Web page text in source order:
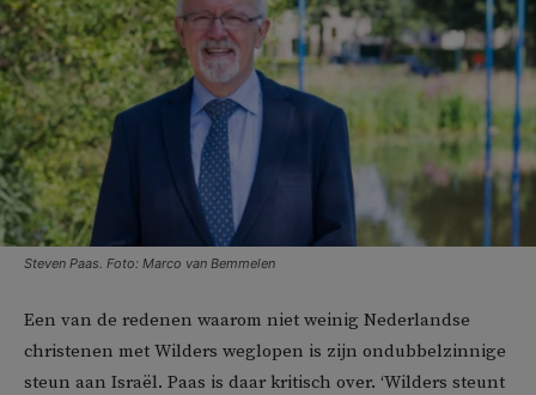
Steven Paas. Foto: Marco van Bemmelen
Een van de redenen waarom niet weinig Nederlandse
christenen met Wilders weglopen is zijn ondubbelzinnige
steun aan Israël. Paas is daar kritisch over. ‘Wilders steunt